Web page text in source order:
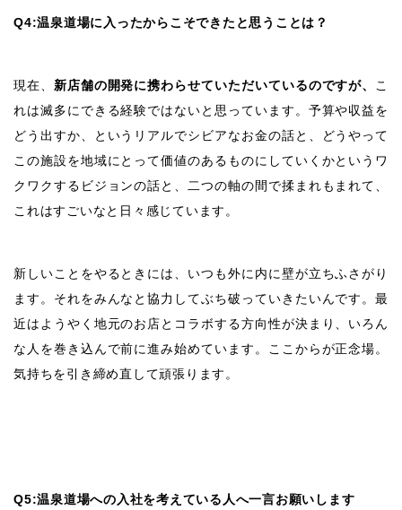
Q4:温泉道場に入ったからこそできたと思うことは？
現在、 新店舗の開発に携わらせていただいているのですが、 こ
れは滅多にできる経験ではないと思っています。予算や収益を
どう出すか、というリアルでシビアなお金の話と、どうやって
この施設を地域にとって価値のあるものにしていくかというワ
クワクするビジョンの話と、二つの軸の間で揉まれもまれて、
これはすごいなと日々感じています。
新しいことをやるときには、いつも外に内に壁が立ちふさがり
ます。それをみんなと協力してぶち破っていきたいんです。最
近はようやく地元のお店とコラボする方向性が決まり、いろん
な人を巻き込んで前に進み始めています。ここからが正念場。
気持ちを引き締め直して頑張ります。
Q5:温泉道場への入社を考えている人へ一言お願いします